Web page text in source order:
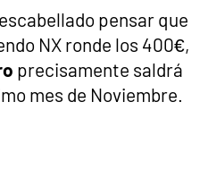
pensar que
NX ronde los 400€,
precisamente saldrá
mes de Noviembre.